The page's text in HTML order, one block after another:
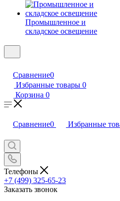
Промышленное и
складское освещение
Сравнение0
Избранные товары 0
Корзина 0
Сравнение0 Избранные
Телефоны
+7 (499) 325-65-23
Заказать звонок